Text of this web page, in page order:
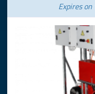
Expires on